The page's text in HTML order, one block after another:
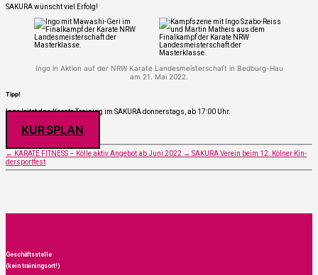
SAKURA wünscht viel Erfolg!
Ingo in Akti­on auf der NRW Kara­te Lan­des­meis­ter­schaft in Bedburg-Hau
am 21. Mai 2022.
Tipp!
Ingo lei­tet das Kara­te Trai­ning im SAKURA don­ners­tags, ab 17:00 Uhr.
KURS­PLAN
← KARATE FITNESS – Köl­le aktiv Ange­bot ab Juni 2022 → SAKURA Ver­ein beim 12. Köl­ner Kin­
der­sport­fest
Geschäftsstelle
(kein trainingsort!)